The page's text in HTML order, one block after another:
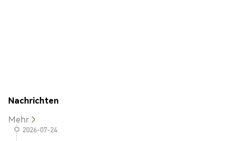
Nachrichten
Mehr
2026-07-24